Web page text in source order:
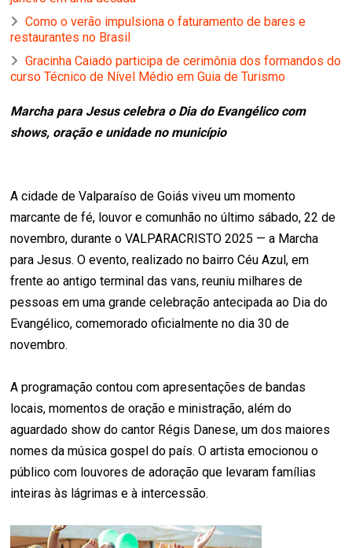
Como o verão impulsiona o faturamento de bares e
restaurantes no Brasil
Gracinha Caiado participa de cerimônia dos formandos do
curso Técnico de Nível Médio em Guia de Turismo
Marcha para Jesus celebra o Dia do Evangélico com
shows, oração e unidade no município
A cidade de Valparaíso de Goiás viveu um momento
marcante de fé, louvor e comunhão no último sábado, 22 de
novembro, durante o VALPARACRISTO 2025 — a Marcha
para Jesus. O evento, realizado no bairro Céu Azul, em
frente ao antigo terminal das vans, reuniu milhares de
pessoas em uma grande celebração antecipada ao Dia do
Evangélico, comemorado oficialmente no dia 30 de
novembro.
A programação contou com apresentações de bandas
locais, momentos de oração e ministração, além do
aguardado show do cantor Régis Danese, um dos maiores
nomes da música gospel do país. O artista emocionou o
público com louvores de adoração que levaram famílias
inteiras às lágrimas e à intercessão.